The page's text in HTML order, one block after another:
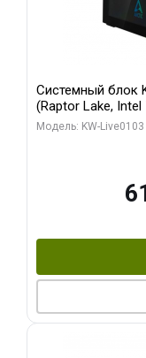
Системный блок
(Raptor Lake,
модуля)/ Afox
Модель: KW-Live0103